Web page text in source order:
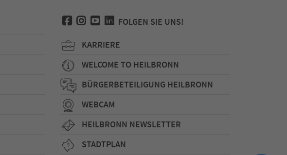
FOLGEN SIE UNS!
KARRIERE
WELCOME TO HEILBRONN
BÜRGERBETEILIGUNG HEILBRONN
WEBCAM
HEILBRONN NEWSLETTER
STADTPLAN